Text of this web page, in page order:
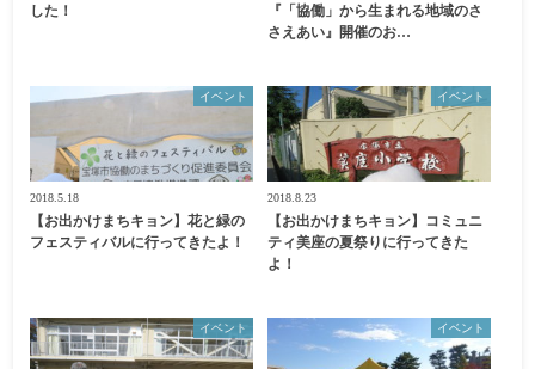
した！
『「協働」から生まれる地域のさ
さえあい』開催のお…
イベント
2018.5.18
【お出かけまちキョン】花と緑の
フェスティバルに行ってきたよ！
イベント
2018.8.23
【お出かけまちキョン】コミュニ
ティ美座の夏祭りに行ってきた
よ！
イベント イベント